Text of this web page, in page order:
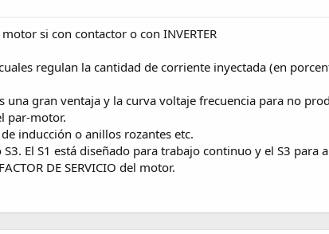
si con contactor o con INVERTER
regulan la cantidad de corriente inyectada (en
una gran ventaja y la curva voltaje frecuencia para no
par-motor.
inducción o anillos rozantes etc.
El S1 está diseñado para trabajo continuo y el S3 para
DE SERVICIO del motor.